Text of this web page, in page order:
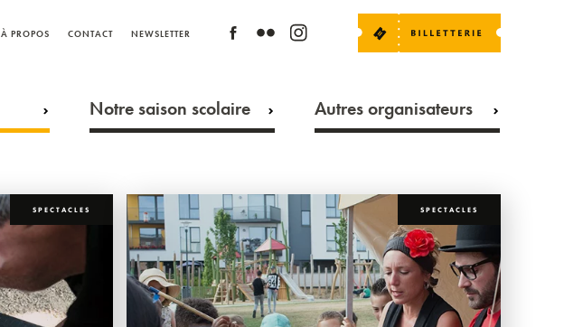
À PROPOS CONTACT NEWSLETTER
Notre saison scolaire Autres organisateurs
SPECTACLES SPECTACLES